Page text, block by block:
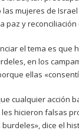
las mujeres de
paz y
el tema es que
en los
ellas
cualquier acción
hicieron falsas
dice el